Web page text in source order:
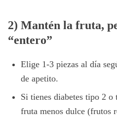
2) Mantén la fruta,
“entero”
Elige 1-3 piezas al día
de apetito.
Si tienes diabetes tipo 2
fruta menos dulce